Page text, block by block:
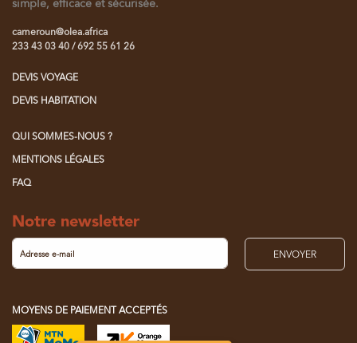
simple, efficace et sécurisée.
cameroun@olea.africa
233 43 03 40 / 692 55 61 26
DEVIS VOYAGE
DEVIS HABITATION
QUI SOMMES-NOUS ?
MENTIONS LÉGALES
FAQ
Notre newsletter
ENVOYER
MOYENS DE PAIEMENT ACCEPTÉS